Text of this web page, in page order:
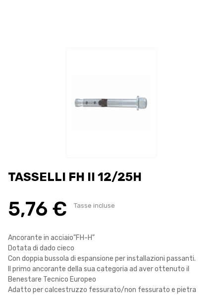
TASSELLI FH II 12/25H
5,76 € Tasse incluse
Ancorante in acciaio"FH-H"
Dotata di dado cieco
Con doppia bussola di espansione per installazioni passanti.
Il primo ancorante della sua categoria ad aver ottenuto il
Benestare Tecnico Europeo
Adatto per calcestruzzo fessurato/non fessurato e pietra